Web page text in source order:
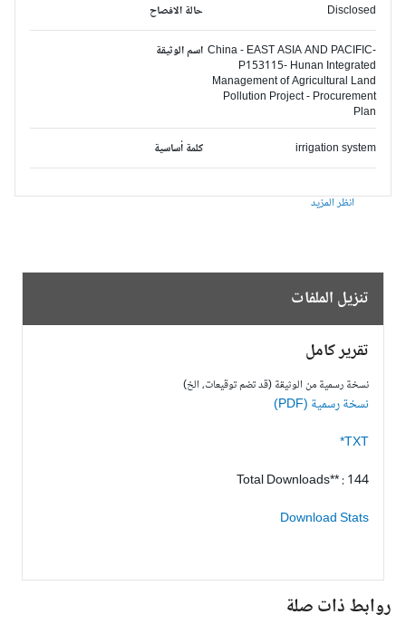
حالة الافصاح Disclosed
اسم الوثيقة China - EAST ASIA AND PACIFIC-
P153115- Hunan Integrated
Management of Agricultural Land
Pollution Project - Procurement
Plan
كلمة أساسية
irrigation system
انظر المزيد
تنزيل الملفات
تقرير كامل
نسخة رسمية من الوثيقة (قد تضم توقيعات، الخ)
نسخة رسمية (PDF)
TXT*
Total Downloads** : 144
Download Stats
روابط ذات صلة